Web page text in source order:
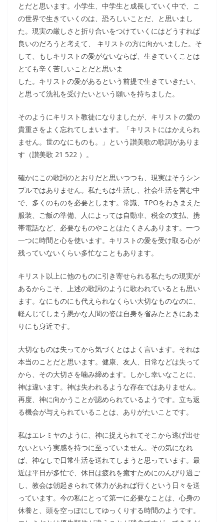
とだと思います。小学生、中学生と成長していく中で、こ
の世界で生きていくのは、恐ろしいことだ、と思いまし
た。現実の厳しさと折り合いをつけていくにはどうすれば
良いのだろうと考えて、 キリストの方に向かいました。そ
して、もしキリストの愛がないならば、生きていくことは
とても辛く苦しいことだと思いま
した。キリストの愛があるという前提で生きていきたい、
と思って洗礼を受けたいという願いを持ちました。
そのようにキリスト教徒になりましたが、キリストの愛の
貴重さをよく忘れてしまいます。「キリストにはかえられ
ません。世のなにものも。」という讃美歌の歌詞がありま
す（讃美歌 21 522 ）。
確かにこの歌詞のとおりだと思いつつも、現実はそうシン
プルではありません。私たちは生活し、社会生活を営む中
で、多くのものを必要とします。常識、TPOをわきまえた
服装、ご飯の準備、人によっては自動車、税金の支払、携
帯電話など、必要なものやことはたくさんあります。一つ
一つに時間と心を使います。キリストの愛を受け取る心が
残っていないくらい多忙なこともあります。
キリスト以上に他のものに引き寄せられる私たちの現実が
あるからこそ、上述の歌詞のように歌われているとも思い
ます。なにものにも代えられなくらい大切なものなのに、
軽んじてしまう愚かな人間の姿は自身を省みたときにあま
りにも身近です。
大切なものは失ってから気づくとはよく言います。それは
本当のことだと思います。健康、友人、日常などは失って
から、その大切さを噛み締めます。しかし幸いなことに、
神は違います。神は失われるような存在ではありません。
再度、神に向かうことが認められているようです。立ち返
る機会が与えられていることは、ありがたいことです。
私はエレミヤのように、神に捉えられてそこから逃げ出せ
ないという実感を持つに至っていません。その気になれ
ば、神なしで日常生活を送れてしまうと思っています。最
近は平日が多忙で、休日は疲れを癒すためにのんびり過ご
し、教会は朝起きられて体力があれば行くという日々を送
っています。今の私にとって第一に必要なことは、心身の
休養と、頭を空っぽにしてゆっくりする時間のようです。